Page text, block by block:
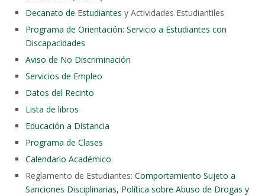
Decanato de Estudiantes y Actividades Estudiantiles
Programa de Orientación: Servicio a Estudiantes con
Discapacidades
Aviso de No Discriminación
Servicios de Empleo
Datos del Recinto
Lista de libros
Educación a Distancia
Programa de Clases
Calendario Académico
Reglamento de Estudiantes: Comportamiento Sujeto a
Sanciones Disciplinarias, Política sobre Abuso de Drogas y